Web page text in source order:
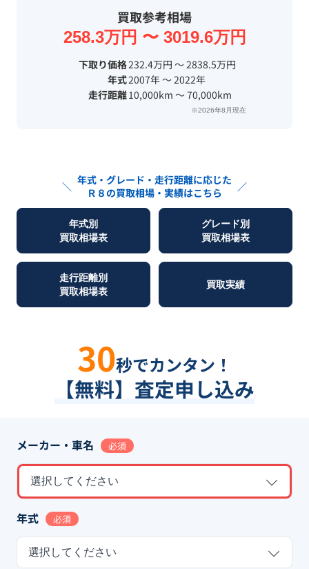
買取参考相場
258.3万円 〜 3019.6万円
下取り価格232.4万円 〜 2838.5万円
年式2007年 〜 2022年
走行距離10,000km 〜 70,000km
※2026年8月現在
＼ 年式・グレード・走行距離に応じた
Ｒ８ の買取相場・実績はこちら ／
年式別
買取相場表
グレード別
買取相場表
走行距離別
買取相場表
買取実績
30秒でカンタン！
【無料】査定申し込み
メーカー・車名 必須
選択してください
年式 必須
選択してください